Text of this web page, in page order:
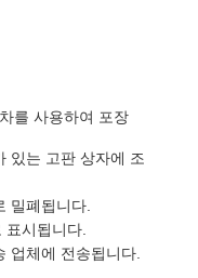
를 사용하여 포장
있는 고판 상자에 조
밀폐됩니다.
시됩니다.
업체에 전송됩니다.